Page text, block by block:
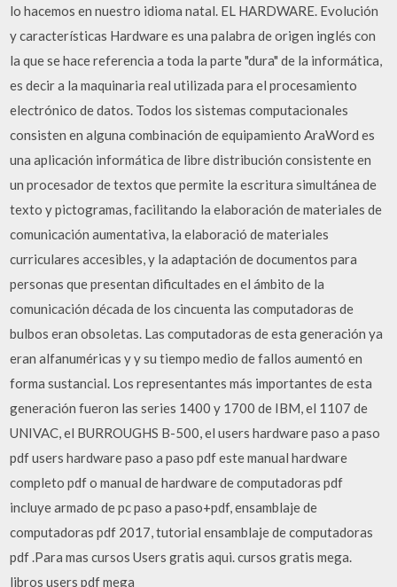
lo hacemos en nuestro idioma natal. EL HARDWARE. Evolución
y características Hardware es una palabra de origen inglés con
la que se hace referencia a toda la parte "dura" de la informática,
es decir a la maquinaria real utilizada para el procesamiento
electrónico de datos. Todos los sistemas computacionales
consisten en alguna combinación de equipamiento AraWord es
una aplicación informática de libre distribución consistente en
un procesador de textos que permite la escritura simultánea de
texto y pictogramas, facilitando la elaboración de materiales de
comunicación aumentativa, la elaboració de materiales
curriculares accesibles, y la adaptación de documentos para
personas que presentan dificultades en el ámbito de la
comunicación década de los cincuenta las computadoras de
bulbos eran obsoletas. Las computadoras de esta generación ya
eran alfanuméricas y y su tiempo medio de fallos aumentó en
forma sustancial. Los representantes más importantes de esta
generación fueron las series 1400 y 1700 de IBM, el 1107 de
UNIVAC, el BURROUGHS B-500, el users hardware paso a paso
pdf users hardware paso a paso pdf este manual hardware
completo pdf o manual de hardware de computadoras pdf
incluye armado de pc paso a paso+pdf, ensamblaje de
computadoras pdf 2017, tutorial ensamblaje de computadoras
pdf .Para mas cursos Users gratis aqui. cursos gratis mega.
libros users pdf mega